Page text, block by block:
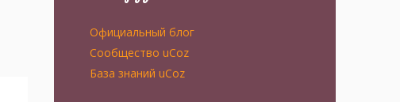
Официальный блог
Сообщество uCoz
База знаний uCoz